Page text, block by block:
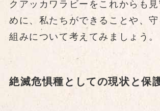
クアッカワラビーをこれからも
めに、私たちができることや、守
組みについて考えてみましょう。
絶滅危惧種としての現状と保